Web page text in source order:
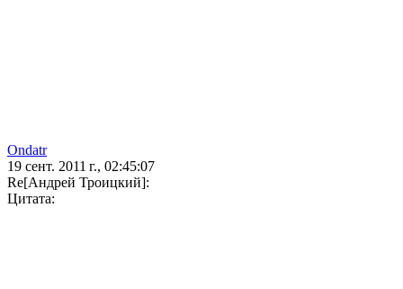
Ondatr
19 сент. 2011 г., 02:45:07
Re[Андрей Троицкий]:
Цитата: